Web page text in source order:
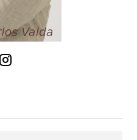
del servicio